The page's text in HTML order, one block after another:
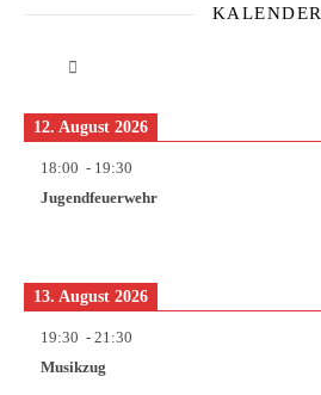
KALENDER
12. August 2026
18:00 - 19:30
Jugendfeuerwehr
13. August 2026
19:30 - 21:30
Musikzug